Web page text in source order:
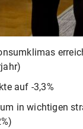
auf -3,3%
in wichtigen